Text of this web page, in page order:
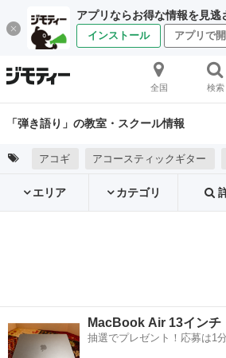
アプリならお得な情報を見逃
インストール アプリで開
全国 検索
「弾き語り」の教室・スクール情報
アコギ アコースティックギター
エリア カテゴリ
MacBook Air 13イン
抽選でプレゼント！応募は1分